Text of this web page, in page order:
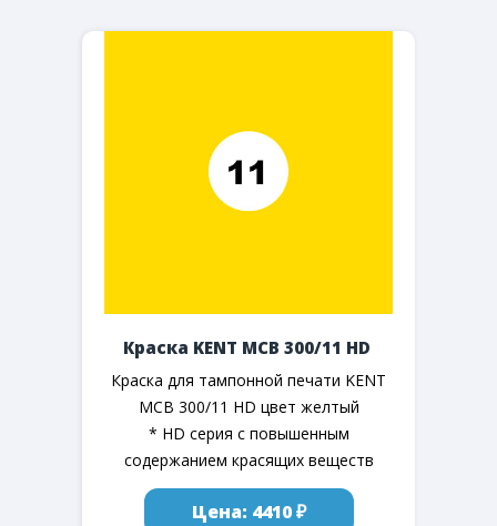
Краска KENT MCB 300/11 HD
Краска для тампонной печати KENT
MCB 300/11 HD цвет желтый
* HD серия с повышенным
содержанием красящих веществ
Цена: 4410 ₽